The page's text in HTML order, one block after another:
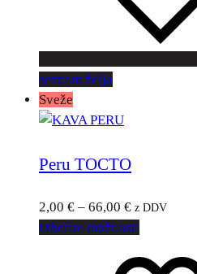
seznam želja
Sveže
Peru TOCTO
2,00 € – 66,00 € z DDV
Izberite možnosti